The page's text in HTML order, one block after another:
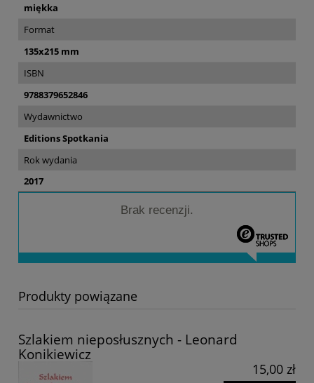
miękka
Format
135x215 mm
ISBN
9788379652846
Wydawnictwo
Editions Spotkania
Rok wydania
2017
Brak recenzji.
Produkty powiązane
Szlakiem nieposłusznych - Leonard
Konikiewicz
15,00 zł